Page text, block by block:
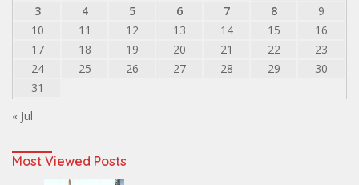
3
4 5 6 7 8
9
10
11 12 13 14 15
16
17
18 19 20 21 22
23
24
25 26 27 28 29
30
31
« Jul
Most Viewed Posts